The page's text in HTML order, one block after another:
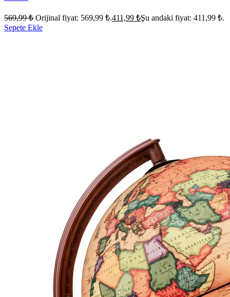
569,99₺ Orijinal fiyat: 569,99 ₺.411,99 ₺Şu andaki fiyat: 411,99 ₺.
Sepete Ekle